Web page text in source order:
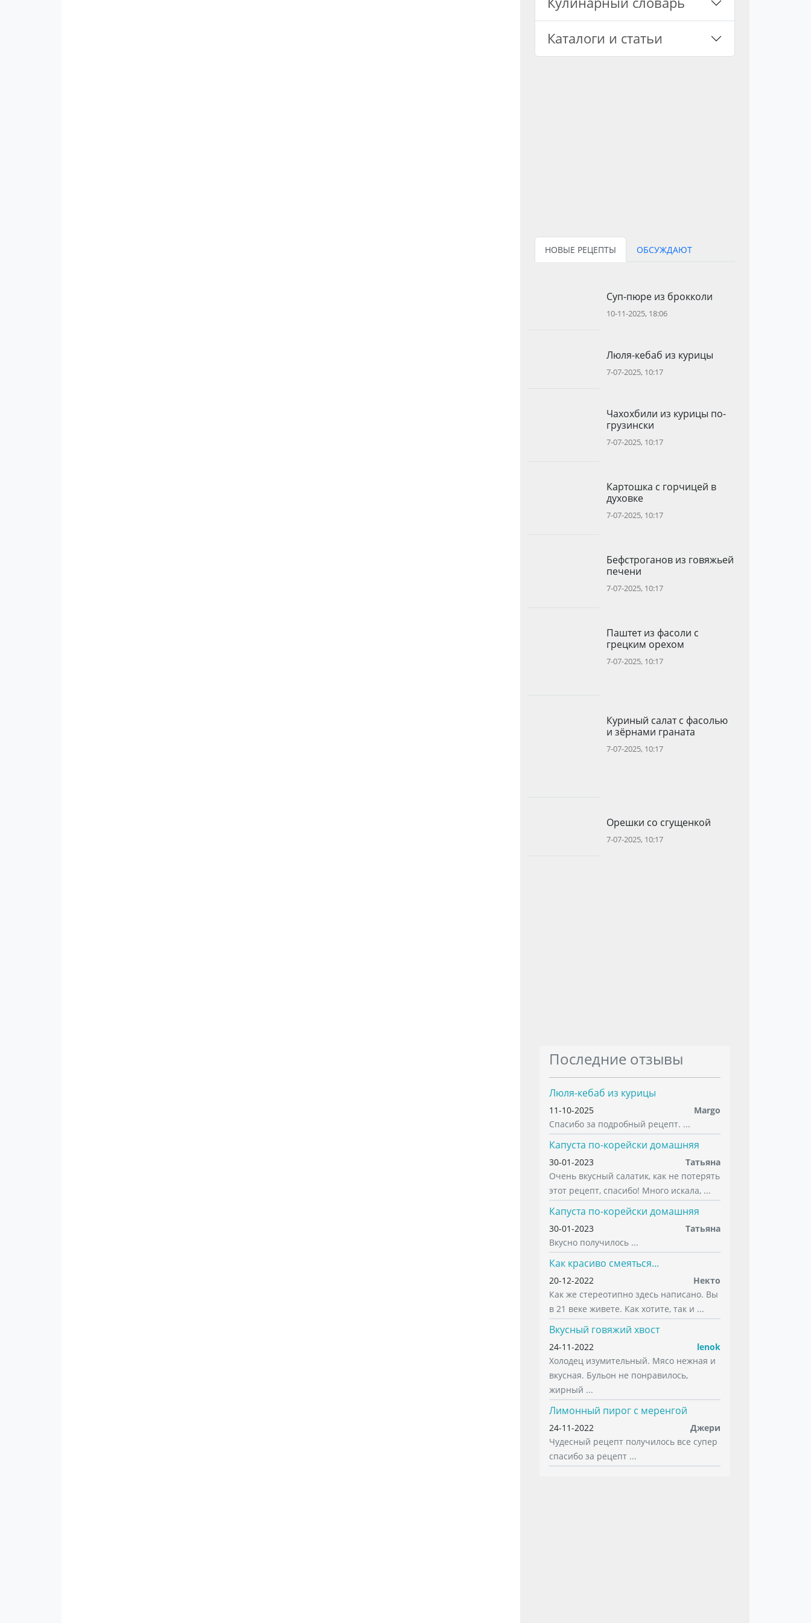
Каталоги и статьи
НОВЫЕ РЕЦЕПТЫ ОБСУЖДАЮТ
Суп-пюре из брокколи
10-11-2025, 18:06
Люля-кебаб из курицы
7-07-2025, 10:17
Чахохбили из курицы по-
грузински
7-07-2025, 10:17
Картошка с горчицей в
духовке
7-07-2025, 10:17
Бефстроганов из говяжьей
печени
7-07-2025, 10:17
Паштет из фасоли с
грецким орехом
7-07-2025, 10:17
Куриный салат с фасолью
и зёрнами граната
7-07-2025, 10:17
Орешки со сгущенкой
7-07-2025, 10:17
Последние отзывы
Люля-кебаб из курицы
11-10-2025
Margo
Спасибо за подробный рецепт. ...
Капуста по-корейски домашняя
30-01-2023
Татьяна
Очень вкусный салатик, как не потерять
этот рецепт, спасибо! Много искала, ...
Капуста по-корейски домашняя
30-01-2023
Татьяна
Вкусно получилось ...
Как красиво смеяться...
20-12-2022
Некто
Как же стереотипно здесь написано. Вы
в 21 веке живете. Как хотите, так и ...
Вкусный говяжий хвост
24-11-2022
lenok
Холодец изумительный. Мясо нежная и
вкусная. Бульон не понравилось,
жирный ...
Лимонный пирог с меренгой
24-11-2022
Джери
Чудесный рецепт получилось все супер
спасибо за рецепт ...